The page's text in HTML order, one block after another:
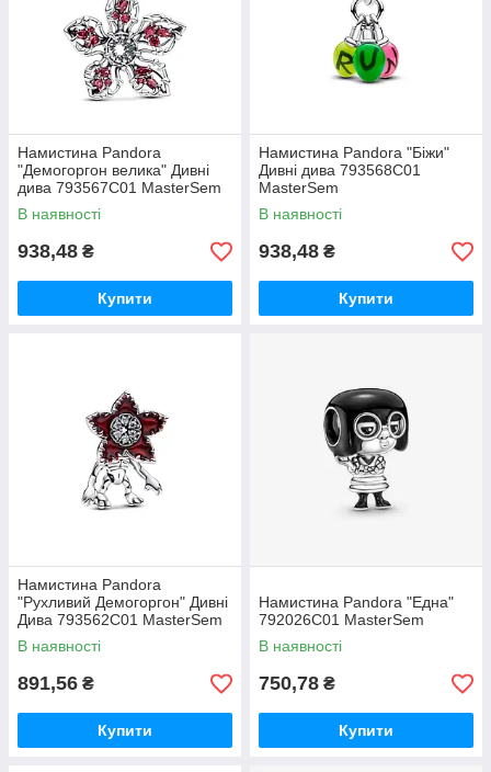
Намистина Pandora
"Демогоргон велика" Дивні
дива 793567C01 MasterSem
В наявності
938,48 ₴
Купити
Намистина Pandora "Біжи"
Дивні дива 793568C01
MasterSem
В наявності
938,48 ₴
Купити
Намистина Pandora
"Рухливий Демогоргон" Дивні
Дива 793562C01 MasterSem
В наявності
891,56 ₴
Купити
Намистина Pandora "Една"
792026C01 MasterSem
В наявності
750,78 ₴
Купити